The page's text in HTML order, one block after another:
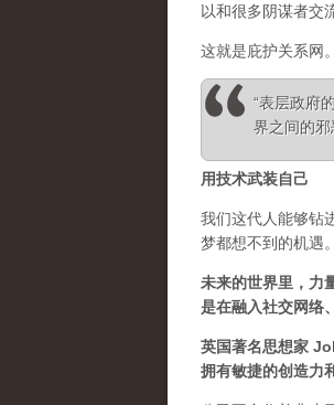
以和很多阴谋者交
这就是庇护关系网
“表层政府
界之间的
用技术武装自己
我们这代人能够钻
梦都想不到的机遇。
未来的世界里，力
是在融入社交网络
英国著名思想家
拥有敏捷的创造力